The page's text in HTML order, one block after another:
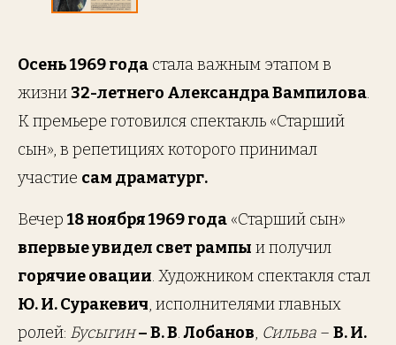
Осень 1969 года стала важным этапом в
жизни32-летнего Александра Вампилова.
К премьере готовился спектакль «Старший
сын», в репетициях которого принимал
участие сам драматург.
Вечер18 ноября 1969 года «Старший сын»
впервые увидел свет рампы и получил
горячие овации. Художником спектакля стал
Ю. И. Суракевич, исполнителями главных
ролей: Бусыгин– В. В.Лобанов, Сильва – В. И.